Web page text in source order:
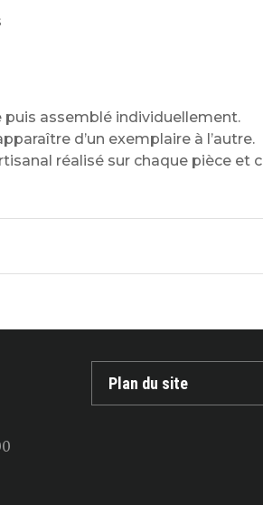
assemblé individuellement.
d’un exemplaire à l’autre.
réalisé sur chaque pièce et
Plan du site